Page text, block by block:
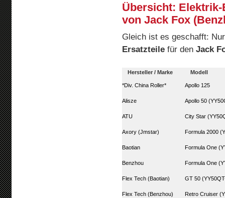
Übersicht: Elektrik-
von Jack Fox
Gleich ist es geschafft:
Ersatzteile für den Jack
Hersteller / Marke Modell
*Div. China Roller*
Alisze
ATU
Axory (Jmstar)
Baotian
Benzhou
Flex Tech (Baotian)
Flex Tech (Benzhou)
Apollo 125
Apollo 50
City Star
Formula 2000
Formula One
Formula One
GT 50
Retro Cruiser